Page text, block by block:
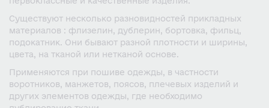
Существуют несколько разновидностей прикладных
материалов : флизелин, дублерин, бортовка, фильц,
подокатник. Они бывают разной плотности и ширины,
цвета, на тканой или нетканой основе.
Применяются при пошиве одежды, в частности
воротников, манжетов, поясов, плечевых изделий и
других элементов одежды, где необходимо